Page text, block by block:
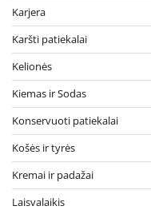
Karjera
Karšti patiekalai
Kelionės
Kiemas ir Sodas
Konservuoti patiekalai
Košės ir tyrės
Kremai ir padažai
Laisvalaikis